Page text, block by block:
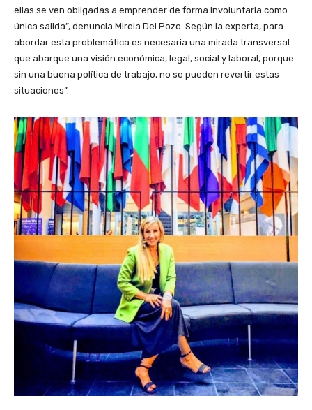
ellas se ven obligadas a emprender de forma involuntaria como
única salida”, denuncia Mireia Del Pozo. Según la experta, para
abordar esta problemática es necesaria una mirada transversal
que abarque una visión económica, legal, social y laboral, porque
sin una buena política de trabajo, no se pueden revertir estas
situaciones”.